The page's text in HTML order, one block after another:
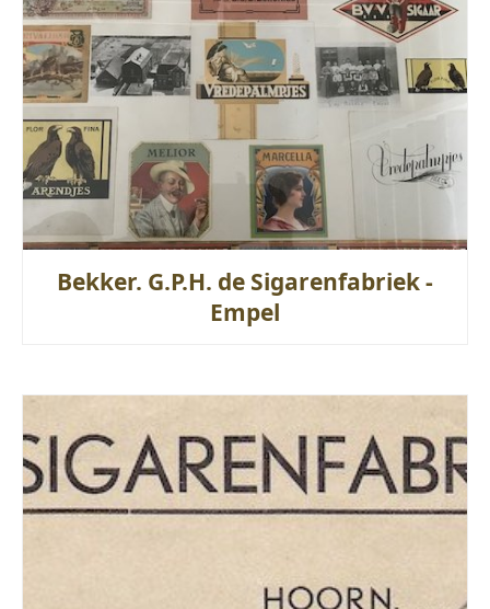
Bekker. G.P.H. de Sigarenfabriek -
Empel